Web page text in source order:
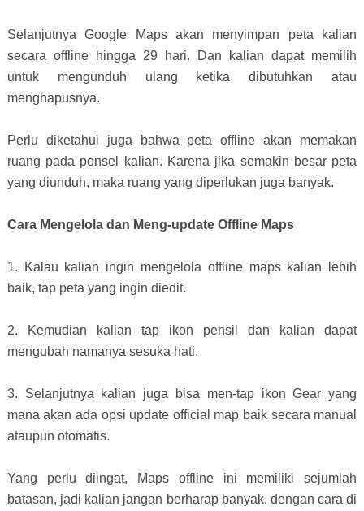
Selanjutnya Google Maps akan menyimpan peta kalian
secara offline hingga 29 hari. Dan kalian dapat memilih
untuk mengunduh ulang ketika dibutuhkan atau
menghapusnya.
Perlu diketahui juga bahwa peta offline akan memakan
ruang pada ponsel kalian. Karena jika semakin besar peta
yang diunduh, maka ruang yang diperlukan juga banyak.
Cara Mengelola dan Meng-update Offline Maps
1. Kalau kalian ingin mengelola offline maps kalian lebih
baik, tap peta yang ingin diedit.
2. Kemudian kalian tap ikon pensil dan kalian dapat
mengubah namanya sesuka hati.
3. Selanjutnya kalian juga bisa men-tap ikon Gear yang
mana akan ada opsi update official map baik secara manual
ataupun otomatis.
Yang perlu diingat, Maps offline ini memiliki sejumlah
batasan, jadi kalian jangan berharap banyak. dengan cara di